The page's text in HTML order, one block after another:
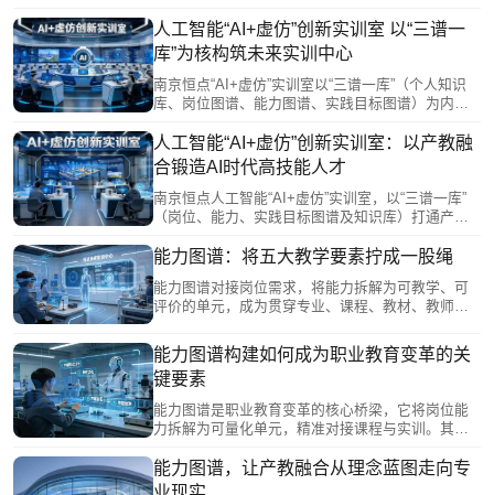
人协作及AI数字教师全程督导，实现产业级项目全
流程训练。平台支撑资源共享与数据驱动管理，将
教师从重复劳动中解放，转向个性化指导与高阶能
力培养，精准赋能职业教育提质增效。
人工智能“AI+虚仿”创新实训室 以“三谱一
库”为核构筑未来实训中心
南京恒点“AI+虚仿”实训室以“三谱一库”（个人知识
库、岗位图谱、能力图谱、实践目标图谱）为内
多维认知交互、AI教学训练、虚拟仿真实训、实体
设备操作，融合VR/MR与数字孪生技术，覆盖AI全
流程技能训练，实现“虚拟试错、实体求精”的深度融
合，精准评估并赋能学生完成从理论到岗位的跨
越，为人工智能产业高质量人才培养提供可复制的
人工智能“AI+虚仿”创新实训室：以产教融
合锻造AI时代高技能人才
南京恒点人工智能“AI+虚仿”实训室，以“三谱一库”
（岗位、能力、实践目标图谱及知识库）打通产教
围绕嵌入式AI、计算机视觉等方向，以企业真实项
生教师与未来实训中心融合，实现“数字演练+实体
实操”闭环，系统锻造岗位胜任力，为AI产业输送高
能力图谱：将五大教学要素拧成一股绳
能力图谱对接岗位需求，将能力拆解为可教学、可
评价的单元，成为贯穿专业、课程、教材、教师、
据，为课程建设厘清逻辑，为教材开发指明方向，
为教师成长精准导航，为实训基地建设提供场景指
南。它把各自为战的要素拧成一股绳，推动人才培
养从碎片化走向系统化，从知识传授转向综合能力
提升。
能力图谱构建如何成为职业教育变革的关
键要素
能力图谱是职业教育变革的核心桥梁，它将岗位能
力拆解为可量化单元，精准对接课程与实训。其构
阶递进图谱。应用中，它支撑“岗课赛证”课程重构，
并与数字孪生及未来实训深度融合，实现数据动态
能力图谱，让产教融合从理念蓝图走向专